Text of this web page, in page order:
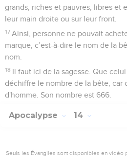
grands, riches et pauvres, libres et
leur main droite ou sur leur front.
17 Ainsi, personne ne pouvait
marque, c’est-à-dire le nom de la
nom.
18 Il faut ici de la sagesse. Que
déchiffre le nombre de la bête, car
d'homme. Son nombre est 666.
Apocalypse 14
Seuls les Évangiles sont disponibles en vidéo